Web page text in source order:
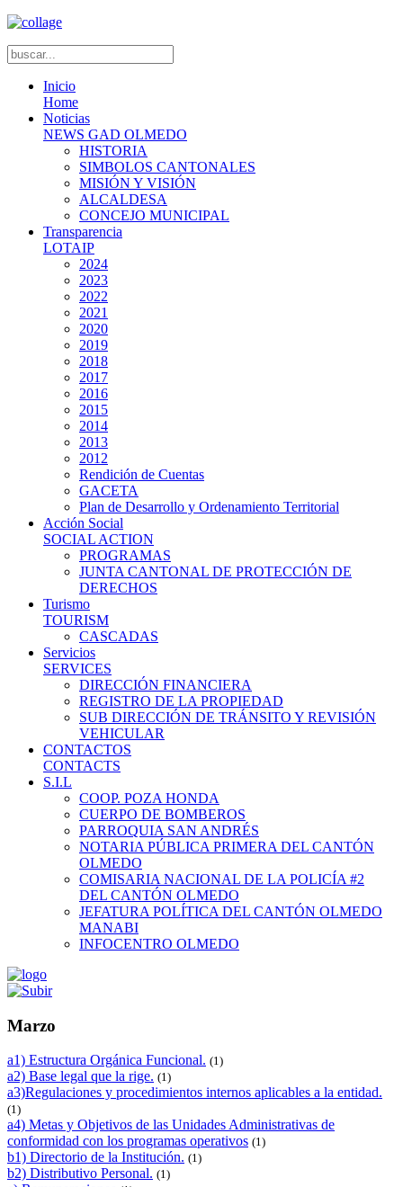
Inicio
Home
Noticias
NEWS GAD OLMEDO
HISTORIA
SIMBOLOS CANTONALES
MISIÓN Y VISIÓN
ALCALDESA
CONCEJO MUNICIPAL
Transparencia
LOTAIP
2024
2023
2022
2021
2020
2019
2018
2017
2016
2015
2014
2013
2012
Rendición de Cuentas
GACETA
Plan de Desarrollo y Ordenamiento Territorial
Acción Social
SOCIAL ACTION
PROGRAMAS
JUNTA CANTONAL DE PROTECCIÓN DE
DERECHOS
Turismo
TOURISM
CASCADAS
Servicios
SERVICES
DIRECCIÓN FINANCIERA
REGISTRO DE LA PROPIEDAD
SUB DIRECCIÓN DE TRÁNSITO Y REVISIÓN
VEHICULAR
CONTACTOS
CONTACTS
S.I.L
COOP. POZA HONDA
CUERPO DE BOMBEROS
PARROQUIA SAN ANDRÉS
NOTARIA PÚBLICA PRIMERA DEL CANTÓN
OLMEDO
COMISARIA NACIONAL DE LA POLICÍA #2
DEL CANTÓN OLMEDO
JEFATURA POLÍTICA DEL CANTÓN OLMEDO
MANABI
INFOCENTRO OLMEDO
Marzo
a1) Estructura Orgánica Funcional. (1)
a2) Base legal que la rige. (1)
a3)Regulaciones y procedimientos internos aplicables a la entidad.
(1)
a4) Metas y Objetivos de las Unidades Administrativas de
conformidad con los programas operativos (1)
b1) Directorio de la Institución. (1)
b2) Distributivo Personal. (1)